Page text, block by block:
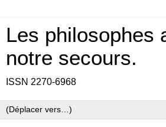
Les philosophes
notre secours.
ISSN 2270-6968